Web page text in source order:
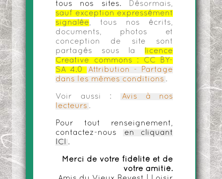
tous nos sites.
Désormais,
sauf exception expressément
signalée, tous nos écrits,
documents, photos et
conception de site sont
partagés sous la
licence
Creative commons :
CC BY-
SA 4.0
Attribution - Partage
dans les mêmes conditions .
Voir aussi :
Avis à nos
lecteurs .
Pour tout renseignement,
contactez-nous
en cliquant
ICI
.
Merci de votre fidélité et de
votre amitié.